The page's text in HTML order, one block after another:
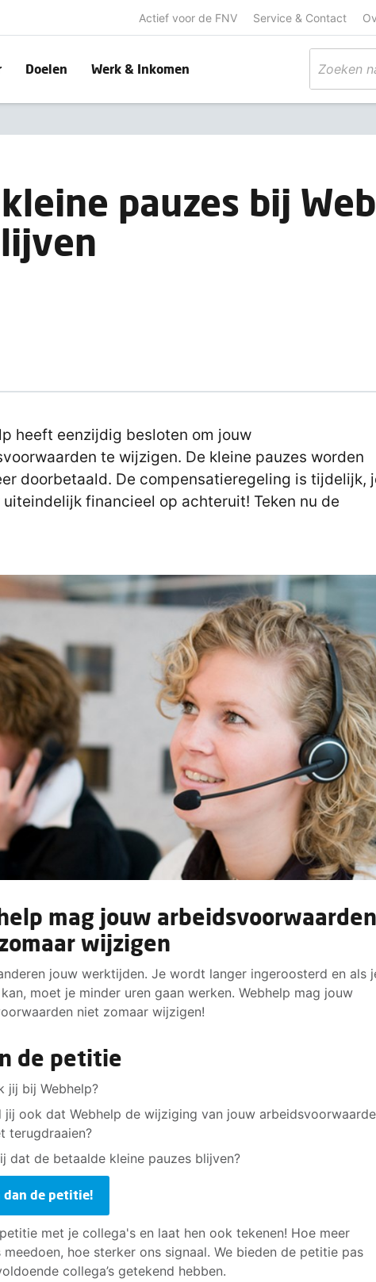
Actief voor de FNV Service & Contact
Doelen Werk & Inkomen
pauzes bij
heeft eenzijdig besloten om jouw
te wijzigen. De kleine pauzes worden
doorbetaald. De compensatieregeling is tijdelijk,
uiteindelijk financieel op achteruit! Teken nu de
mag jouw arbeidsvoorwaarden
wijzigen
jouw werktijden. Je wordt langer ingeroosterd en als
moet je minder uren gaan werken. Webhelp mag jouw
niet zomaar wijzigen!
de petitie
jij bij Webhelp?
jij ook dat Webhelp de wijziging van jouw
terugdraaien?
dat de betaalde kleine pauzes blijven?
dan de petitie!
met je collega's en laat hen ook tekenen! Hoe meer
meedoen, hoe sterker ons signaal. We bieden de petitie pas
collega’s getekend hebben.